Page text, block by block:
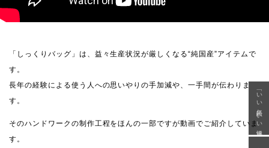
「しっくりバッグ」は、益々生産状況が厳しくなる“純国産”アイテムで
す。
長年の経験による使う人への思いやりの手加減や、一手間が伝わりま
す。
そのハンドワークの制作工程をほんの一部ですが動画でご紹介していま
す。
「いい年齢 いい洋服」